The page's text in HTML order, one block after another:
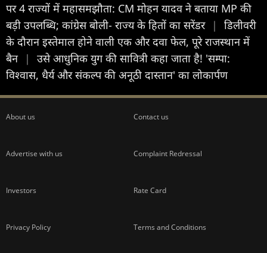
पर 4 राज्यों में महासमझौता: CM मोहन यादव ने बताया MP की
बड़ी उपलब्धि; कांग्रेस बोली- राज्य के हितों का सरेंडर |
डिलीवरी
के दौरान इस्तेमाल होने वाली एक और दवा फेल, पूरे राजस्थान में
बैन |
उसे आधुनिक युग की सावित्री कहा जाता है! 'सम्पा:
विश्वास, धैर्य और संकल्प की अनूठी दास्तान' का लोकार्पण
About us Contact us
Advertise with us Complaint Redressal
Investors Rate Card
Privacy Policy Terms and Conditions